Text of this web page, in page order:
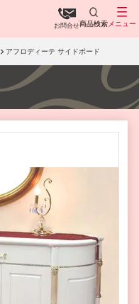
お問合せ商品検索 メニュー
アフロディーテ サイドボード